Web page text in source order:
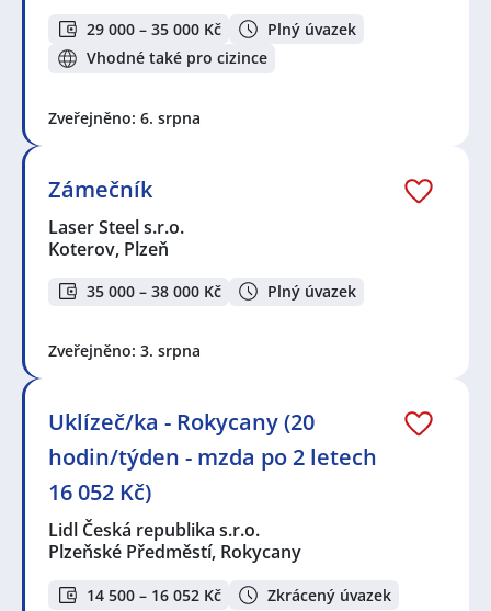
29 000 – 35 000 Kč
Plný úvazek
Vhodné také pro cizince
Zveřejněno: 6. srpna
Zámečník
Laser Steel s.r.o.
Koterov, Plzeň
35 000 – 38 000 Kč Plný úvazek
Zveřejněno: 3. srpna
Uklízeč/ka - Rokycany (20
hodin/týden - mzda po 2 letech
16 052 Kč)
Lidl Česká republika s.r.o.
Plzeňské Předměstí, Rokycany
14 500 – 16 052 Kč Zkrácený úvazek